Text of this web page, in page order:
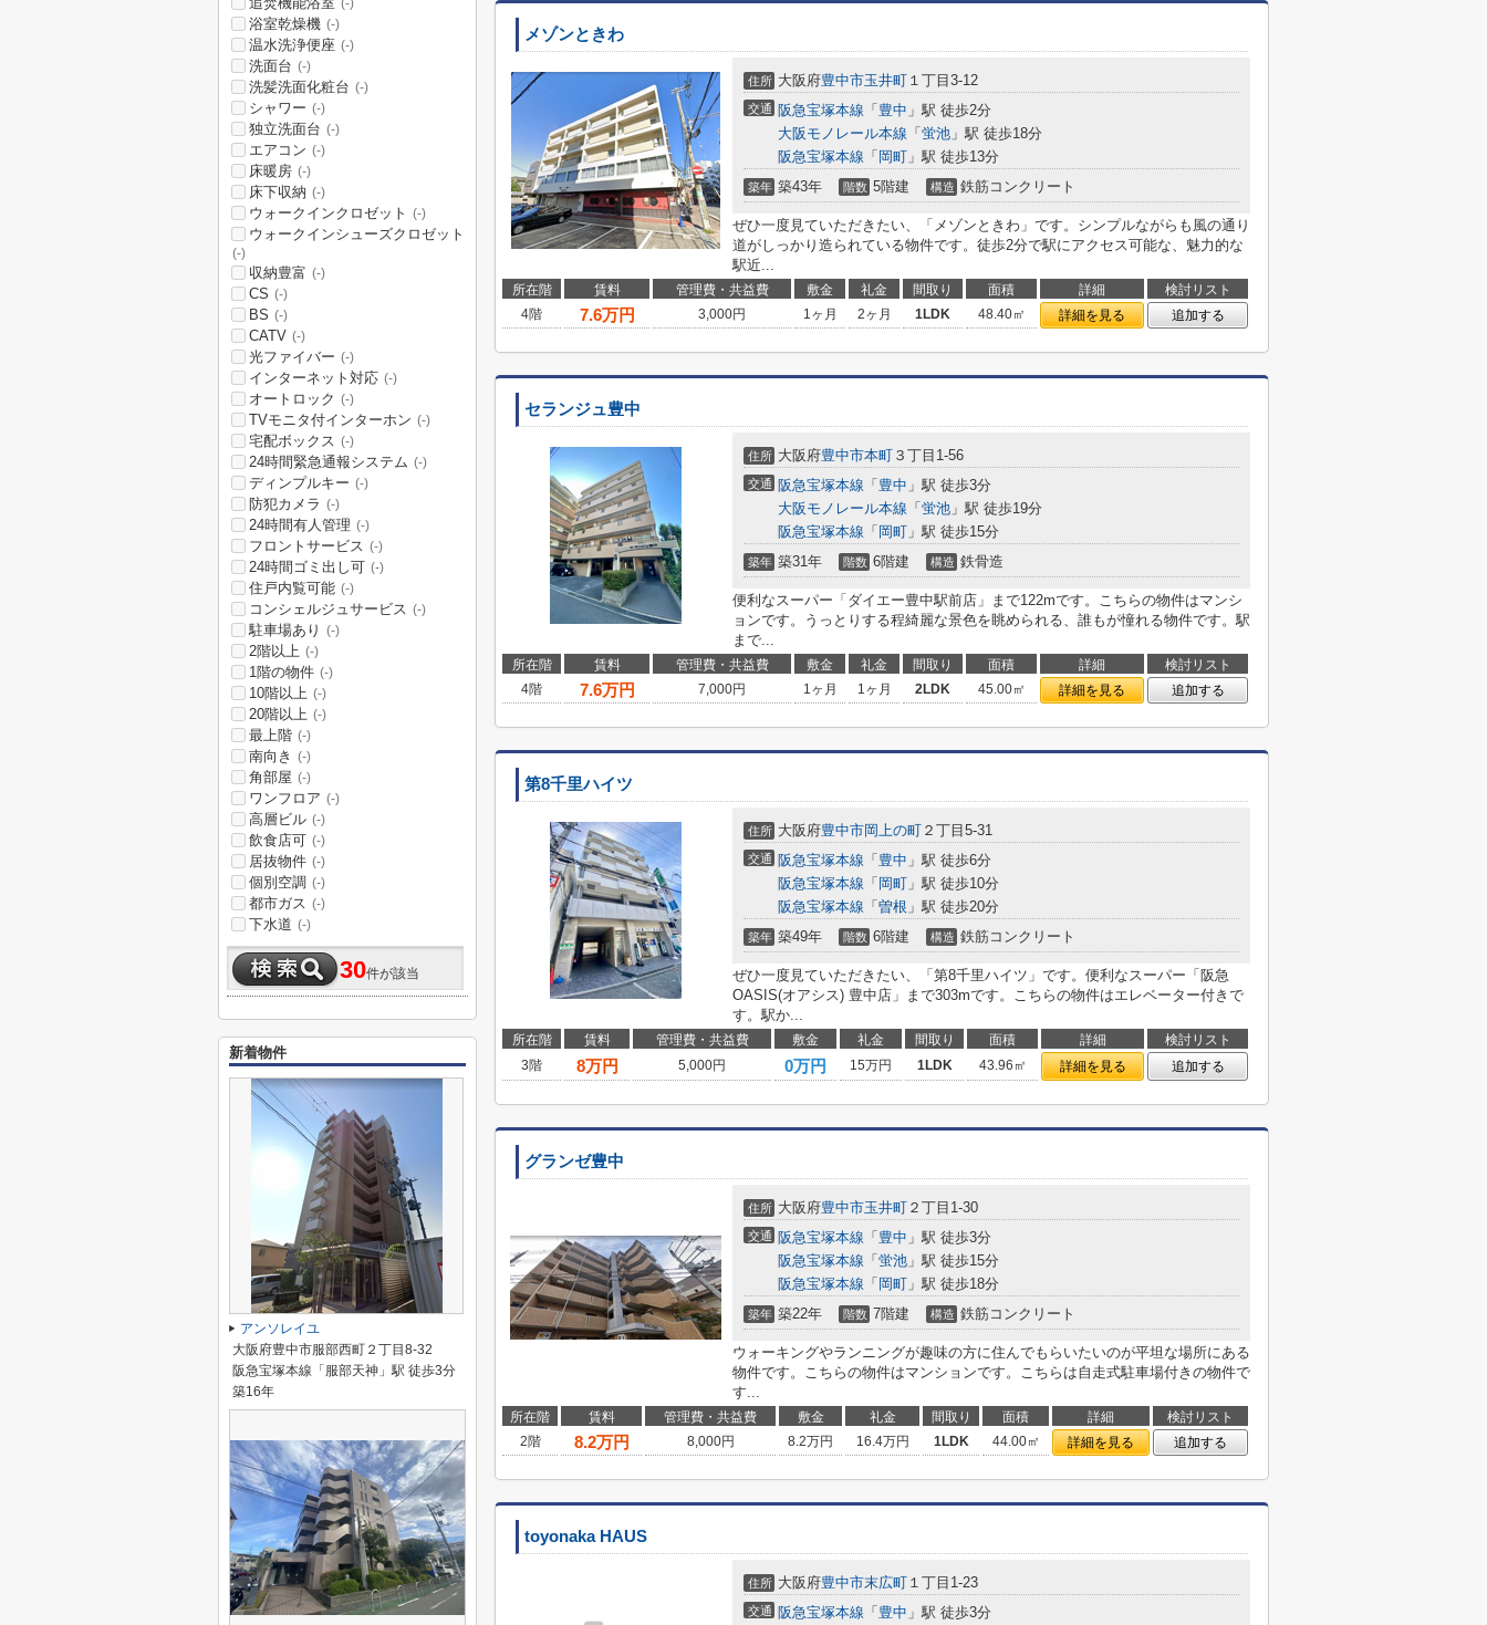
メゾンときわ
住所 大阪府豊中市玉井町 １丁目3-12
交通 阪急宝塚本線 「 豊中 」駅 徒歩2分
大阪モノレール本線 「 蛍池 」駅 徒歩18分
阪急宝塚本線 「 岡町 」駅 徒歩13分
築年 築43年 階数 5階建 構造 鉄筋コンクリート
ぜひ一度見ていただきたい、「メゾンときわ」です。シンプルながらも風の通り
道がしっかり造られている物件です。徒歩2分で駅にアクセス可能な、魅力的な
駅近...
所在階 賃料 管理費・共益費 敷金 礼金 間取り 面積 詳細
検討リスト
4階
7.6万円 3,000円 1ヶ月 2ヶ月 1LDK 48.40㎡ 詳細を見る 追加する
セランジュ豊中
住所 大阪府豊中市本町 ３丁目1-56
交通 阪急宝塚本線 「 豊中 」駅 徒歩3分
大阪モノレール本線 「 蛍池 」駅 徒歩19分
阪急宝塚本線 「 岡町 」駅 徒歩15分
築年 築31年 階数 6階建 構造 鉄骨造
便利なスーパー「ダイエー豊中駅前店」まで122mです。こちらの物件はマンシ
ョンです。うっとりする程綺麗な景色を眺められる、誰もが憧れる物件です。駅
まで...
所在階 賃料 管理費・共益費 敷金 礼金 間取り 面積 詳細
検討リスト
4階
7.6万円 7,000円 1ヶ月 1ヶ月 2LDK 45.00㎡ 詳細を見る 追加する
第8千里ハイツ
住所 大阪府豊中市岡上の町 ２丁目5-31
交通 阪急宝塚本線 「 豊中 」駅 徒歩6分
阪急宝塚本線 「 岡町 」駅 徒歩10分
阪急宝塚本線 「 曽根 」駅 徒歩20分
築年 築49年 階数 6階建 構造 鉄筋コンクリート
ぜひ一度見ていただきたい、「第8千里ハイツ」です。便利なスーパー「阪急
OASIS(オアシス) 豊中店」まで303mです。こちらの物件はエレベーター付きで
す。駅か...
所在階 賃料 管理費・共益費 敷金 礼金 間取り 面積 詳細
検討リスト
3階
8万円 5,000円 0万円 15万円 1LDK 43.96㎡ 詳細を見る 追加する
グランゼ豊中
住所 大阪府豊中市玉井町 ２丁目1-30
交通 阪急宝塚本線 「 豊中 」駅 徒歩3分
阪急宝塚本線 「 蛍池 」駅 徒歩15分
阪急宝塚本線 「 岡町 」駅 徒歩18分
築年 築22年 階数 7階建 構造 鉄筋コンクリート
ウォーキングやランニングが趣味の方に住んでもらいたいのが平坦な場所にある
物件です。こちらの物件はマンションです。こちらは自走式駐車場付きの物件で
す...
所在階 賃料 管理費・共益費 敷金 礼金 間取り 面積 詳細
検討リスト
2階
8.2万円 8,000円 8.2万円 16.4万円 1LDK 44.00㎡ 詳細を見る 追加する
toyonaka HAUS
住所 大阪府豊中市末広町 １丁目1-23
交通 阪急宝塚本線 「 豊中 」駅 徒歩3分
(-)
浴室乾燥機 (-)
温水洗浄便座 (-)
洗面台 (-)
洗髪洗面化粧台 (-)
シャワー (-)
独立洗面台 (-)
エアコン (-)
床暖房 (-)
床下収納 (-)
ウォークインクロゼット (-)
ウォークインシューズクロゼット
(-)
収納豊富 (-)
CS (-)
BS (-)
CATV (-)
光ファイバー (-)
インターネット対応 (-)
オートロック (-)
TVモニタ付インターホン (-)
宅配ボックス (-)
24時間緊急通報システム (-)
ディンプルキー (-)
防犯カメラ (-)
24時間有人管理 (-)
フロントサービス (-)
24時間ゴミ出し可 (-)
住戸内覧可能 (-)
コンシェルジュサービス (-)
駐車場あり (-)
2階以上 (-)
1階の物件 (-)
10階以上 (-)
20階以上 (-)
最上階 (-)
南向き (-)
角部屋 (-)
ワンフロア (-)
高層ビル (-)
飲食店可 (-)
居抜物件 (-)
個別空調 (-)
都市ガス (-)
下水道 (-)
30件が該当
新着物件
アンソレイユ
大阪府豊中市服部西町２丁目8-32
阪急宝塚本線「服部天神」駅 徒歩3分
築16年